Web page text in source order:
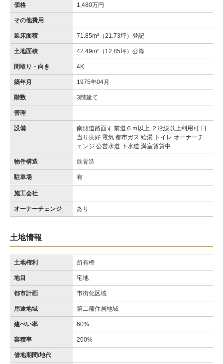
価格 1,480万円
その他費用
延床面積 71.85m²（21.73坪）登記
土地面積 42.49m²（12.85坪）公簿
間取り・向き 4K
築年月 1975年04月
階数 3階建て
管理
設備
南側道路面す 前道６ｍ以上 ２沿線以上利用可 日
当り良好 電気 都市ガス 給湯 トイレ オーナーチ
ェンジ 公営水道 下水道 満室賃貸中
物件構造 鉄骨造
駐車場 有
施工会社
オーナーチェンジ あり
土地情報
土地権利 所有権
地目 宅地
都市計画 市街化区域
用途地域 第二種住居地域
建ぺい率 60%
容積率 200%
借地期間/地代